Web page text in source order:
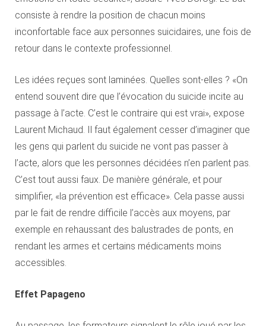
consiste à rendre la position de chacun moins
inconfortable face aux personnes suicidaires, une fois de
retour dans le contexte professionnel.
Les idées reçues sont laminées. Quelles sont-elles ? «On
entend souvent dire que l’évocation du suicide incite au
passage à l’acte. C’est le contraire qui est vrai», expose
Laurent Michaud. Il faut également cesser d’imaginer que
les gens qui parlent du suicide ne vont pas passer à
l’acte, alors que les personnes décidées n’en parlent pas.
C’est tout aussi faux. De manière générale, et pour
simplifier, «la prévention est efficace». Cela passe aussi
par le fait de rendre difficile l’accès aux moyens, par
exemple en rehaussant des balustrades de ponts, en
rendant les armes et certains médicaments moins
accessibles.
Effet Papageno